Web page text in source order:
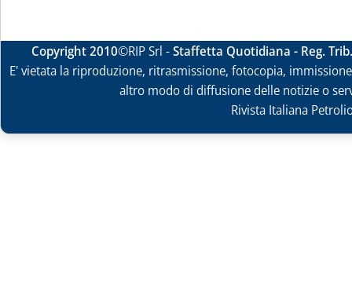
Copyright 2010©RIP Srl -Staffetta Quotidiana - Reg.
E' vietata la riproduzione, ritrasmissione, fotocopia,
altro modo di diffusione delle notizie o
Rivista Italiana